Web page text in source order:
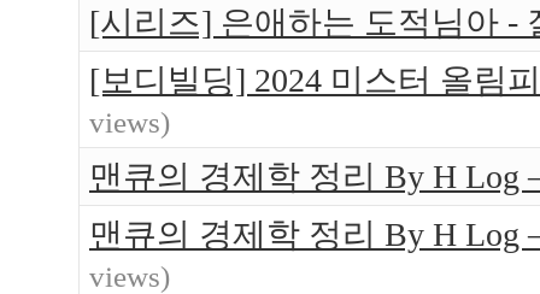
[시리즈] 은애하는 도적님아 -
[보디빌딩] 2024 미스터 올림
views)
맨큐의 경제학 정리 By H Log
맨큐의 경제학 정리 By H Log
views)